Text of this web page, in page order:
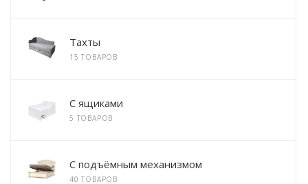
Тахты
15 ТОВАРОВ
С ящиками
5 ТОВАРОВ
С подъёмным механизмом
40 ТОВАРОВ